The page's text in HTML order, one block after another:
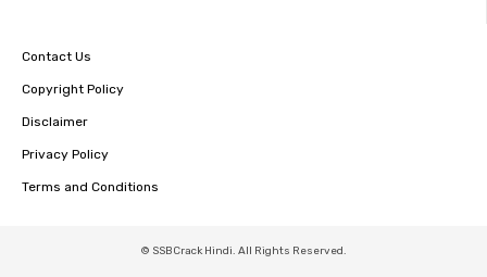
Contact Us
Copyright Policy
Disclaimer
Privacy Policy
Terms and Conditions
© SSBCrack Hindi. All Rights Reserved.